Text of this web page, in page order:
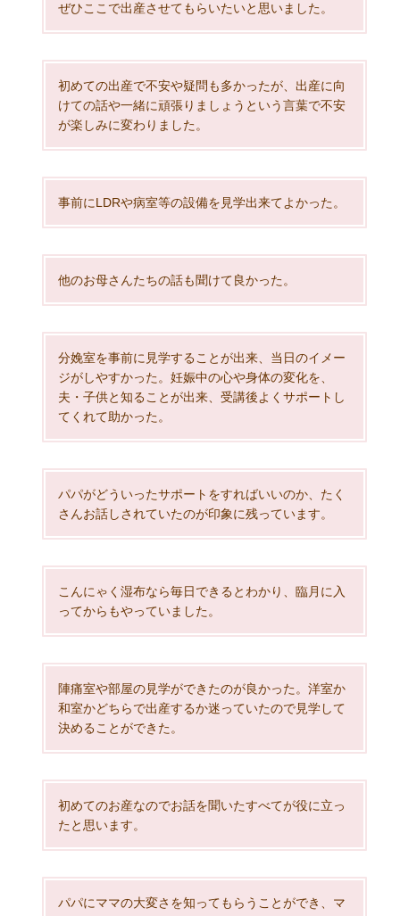
ぜひここで出産させてもらいたいと思いました。
初めての出産で不安や疑問も多かったが、出産に向
けての話や一緒に頑張りましょうという言葉で不安
が楽しみに変わりました。
事前にLDRや病室等の設備を見学出来てよかった。
他のお母さんたちの話も聞けて良かった。
分娩室を事前に見学することが出来、当日のイメー
ジがしやすかった。妊娠中の心や身体の変化を、
夫・子供と知ることが出来、受講後よくサポートし
てくれて助かった。
パパがどういったサポートをすればいいのか、たく
さんお話しされていたのが印象に残っています。
こんにゃく湿布なら毎日できるとわかり、臨月に入
ってからもやっていました。
陣痛室や部屋の見学ができたのが良かった。洋室か
和室かどちらで出産するか迷っていたので見学して
決めることができた。
初めてのお産なのでお話を聞いたすべてが役に立っ
たと思います。
パパにママの大変さを知ってもらうことができ、マ